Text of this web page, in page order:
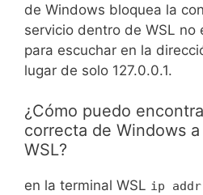
de Windows bloquea la
servicio dentro de WSL no
para escuchar en la
lugar de solo 127.0.0.1.
¿Cómo puedo
correcta de Windows
WSL?
en la terminal WSL ip addr